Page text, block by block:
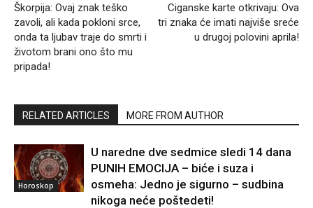
Škorpija: Ovaj znak teško
zavoli, ali kada pokloni srce,
onda ta ljubav traje do smrti i
životom brani ono što mu
pripada!
Ciganske karte otkrivaju: Ova
tri znaka će imati najviše sreće
u drugoj polovini aprila!
RELATED ARTICLES MORE FROM AUTHOR
Horoskop
U naredne dve sedmice sledi 14 dana
PUNIH EMOCIJA – biće i suza i
osmeha: Jedno je sigurno – sudbina
nikoga neće poštedeti!